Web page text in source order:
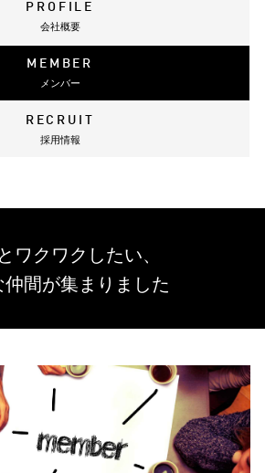
PROFILE
会社概要
MEMBER
メンバー
RECRUIT
採用情報
ワクワクしたい、
間が集まりました